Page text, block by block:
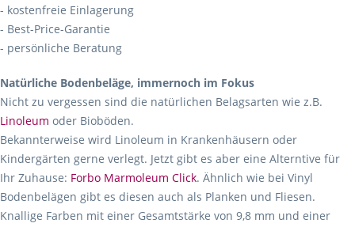
- kostenfreie Einlagerung
- Best-Price-Garantie
- persönliche Beratung
Natürliche Bodenbeläge, immernoch im Fokus
Nicht zu vergessen sind die natürlichen Belagsarten wie z.B.
Linoleum oder Bioböden.
Bekannterweise wird Linoleum in Krankenhäusern oder
Kindergärten gerne verlegt. Jetzt gibt es aber eine Alterntive für
Ihr Zuhause: Forbo Marmoleum Click. Ähnlich wie bei Vinyl
Bodenbelägen gibt es diesen auch als Planken und Fliesen.
Knallige Farben mit einer Gesamtstärke von 9,8 mm und einer